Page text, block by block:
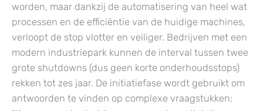
worden, maar dankzij de automatisering van heel wat
processen en de efficiëntie van de huidige machines,
verloopt de stop vlotter en veiliger. Bedrijven met een
modern industriepark kunnen de interval tussen twee
grote shutdowns (dus geen korte onderhoudsstops)
rekken tot zes jaar. De initiatiefase wordt gebruikt om
antwoorden te vinden op complexe vraagstukken: